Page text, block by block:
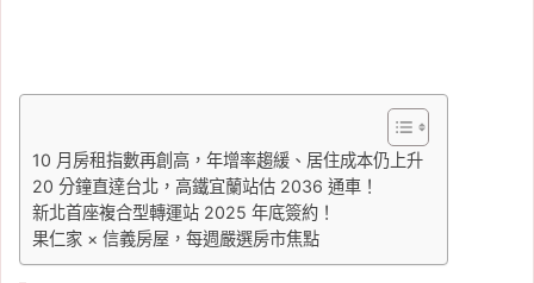
10 月房租指數再創高，年增率趨緩、居住成本仍上升
20 分鐘直達台北，高鐵宜蘭站估 2036 通車！
新北首座複合型轉運站 2025 年底簽約！
果仁家 × 信義房屋，每週嚴選房市焦點